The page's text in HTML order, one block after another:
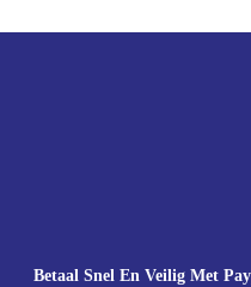
Betaal Snel En Veilig Met